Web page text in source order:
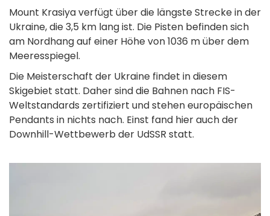
Mount Krasiya verfügt über die längste Strecke in der
Ukraine, die 3,5 km lang ist. Die Pisten befinden sich
am Nordhang auf einer Höhe von 1036 m über dem
Meeresspiegel.
Die Meisterschaft der Ukraine findet in diesem
Skigebiet statt. Daher sind die Bahnen nach FIS-
Weltstandards zertifiziert und stehen europäischen
Pendants in nichts nach. Einst fand hier auch der
Downhill-Wettbewerb der UdSSR statt.